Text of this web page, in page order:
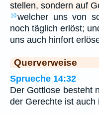
stellen, sondern auf
10welcher uns von
noch täglich erlöst;
uns auch hinfort
Querverweise
Sprueche 14:32
Der Gottlose besteht
der Gerechte ist auch